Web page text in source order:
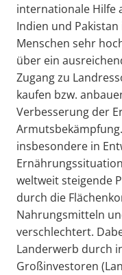
internationale Hilfe
Indien und
Menschen sehr
über ein
Zugang zu
kaufen bzw.
Verbesserung der
insbesondere in
weltweit steigende
durch die
Nahrungsmitteln
verschlechtert.
Landerwerb durch
Großinvestoren